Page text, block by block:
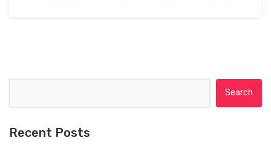
Recent Posts